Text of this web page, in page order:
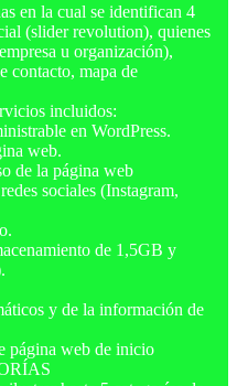
en la cual se identifican 4
(slider revolution), quienes
u organización),
contacto, mapa de
incluidos:
en WordPress.
web.
de la página web
sociales (Instagram,
de 1,5GB y
y de la información de
página web de inicio